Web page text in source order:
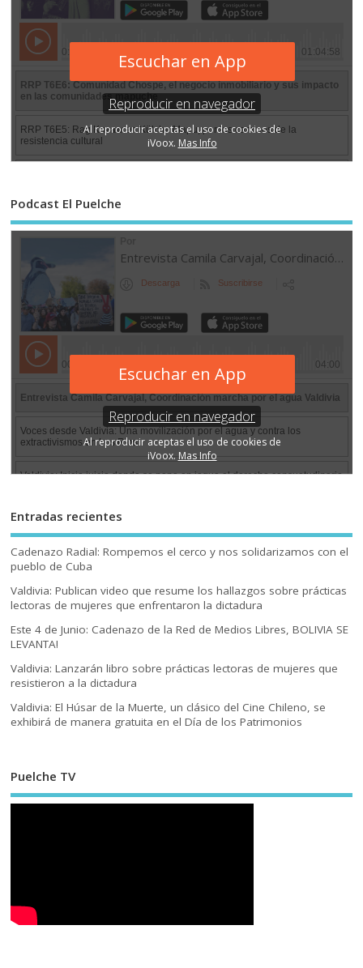
Podcast El Puelche
Entradas recientes
Cadenazo Radial: Rompemos el cerco y nos solidarizamos con el
pueblo de Cuba
Valdivia: Publican video que resume los hallazgos sobre prácticas
lectoras de mujeres que enfrentaron la dictadura
Este 4 de Junio: Cadenazo de la Red de Medios Libres, BOLIVIA SE
LEVANTA!
Valdivia: Lanzarán libro sobre prácticas lectoras de mujeres que
resistieron a la dictadura
Valdivia: El Húsar de la Muerte, un clásico del Cine Chileno, se
exhibirá de manera gratuita en el Día de los Patrimonios
Puelche TV